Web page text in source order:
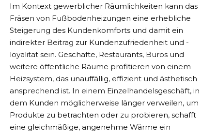
Im Kontext gewerblicher Räumlichkeiten kann das
Fräsen von Fußbodenheizungen eine erhebliche
Steigerung des Kundenkomforts und damit ein
indirekter Beitrag zur Kundenzufriedenheit und -
loyalität sein. Geschäfte, Restaurants, Büros und
weitere öffentliche Räume profitieren von einem
Heizsystem, das unauffällig, effizient und ästhetisch
ansprechend ist. In einem Einzelhandelsgeschäft, in
dem Kunden möglicherweise länger verweilen, um
Produkte zu betrachten oder zu probieren, schafft
eine gleichmäßige, angenehme Wärme ein